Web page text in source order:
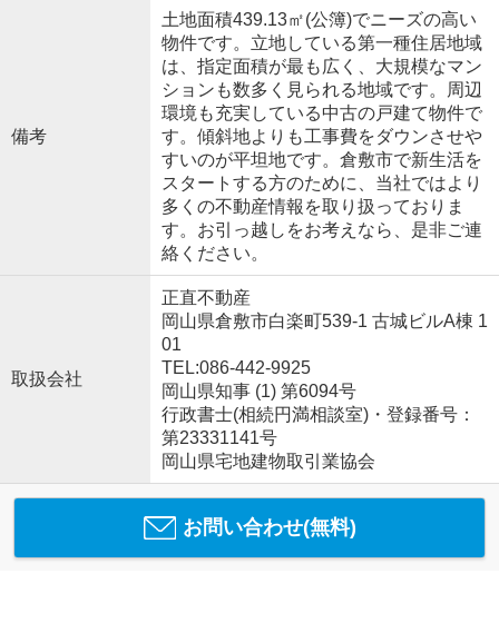
備考
土地面積439.13㎡(公簿)でニーズの高い
物件です。立地している第一種住居地域
は、指定面積が最も広く、大規模なマン
ションも数多く見られる地域です。周辺
環境も充実している中古の戸建て物件で
す。傾斜地よりも工事費をダウンさせや
すいのが平坦地です。倉敷市で新生活を
スタートする方のために、当社ではより
多くの不動産情報を取り扱っておりま
す。お引っ越しをお考えなら、是非ご連
絡ください。
取扱会社
正直不動産
岡山県倉敷市白楽町539-1 古城ビルA棟 1
01
TEL:086-442-9925
岡山県知事 (1) 第6094号
行政書士(相続円満相談室)・登録番号：
第23331141号
岡山県宅地建物取引業協会
お問い合わせ(無料)